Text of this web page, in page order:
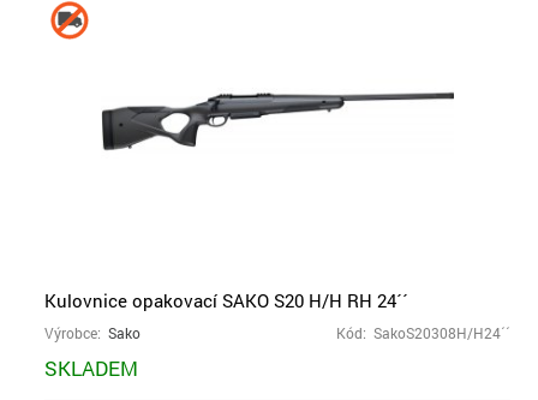
Kulovnice opakovací SAKO S20 H/H RH 24´´
Výrobce: Sako Kód: SakoS20308H/H24´´
SKLADEM